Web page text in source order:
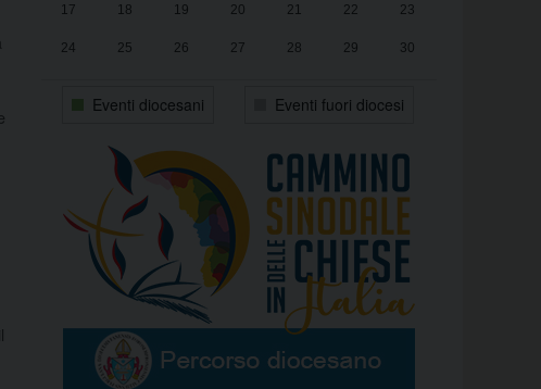
17 18 19 20 21 22 23
24 25 26 27 28 29 30
Eventi diocesani Eventi fuori diocesi